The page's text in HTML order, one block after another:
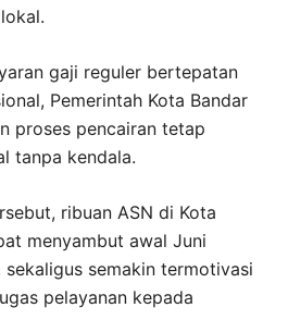
gaji reguler bertepatan
Pemerintah Kota Bandar
proses pencairan tetap
tanpa kendala.
ribuan ASN di Kota
menyambut awal Juni
semakin termotivasi
pelayanan kepada